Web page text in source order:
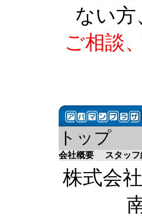
ない
ご相談
トップ
会社概要 スタッ
株式会